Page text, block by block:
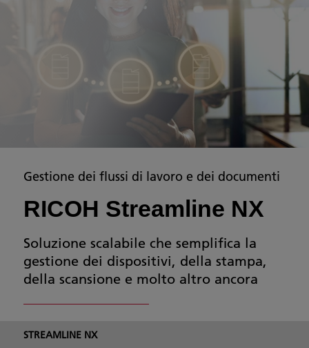
Gestione dei flussi di lavoro e dei documenti
RICOH Streamline NX
Soluzione scalabile che semplifica la
gestione dei dispositivi, della stampa,
della scansione e molto altro ancora
STREAMLINE NX